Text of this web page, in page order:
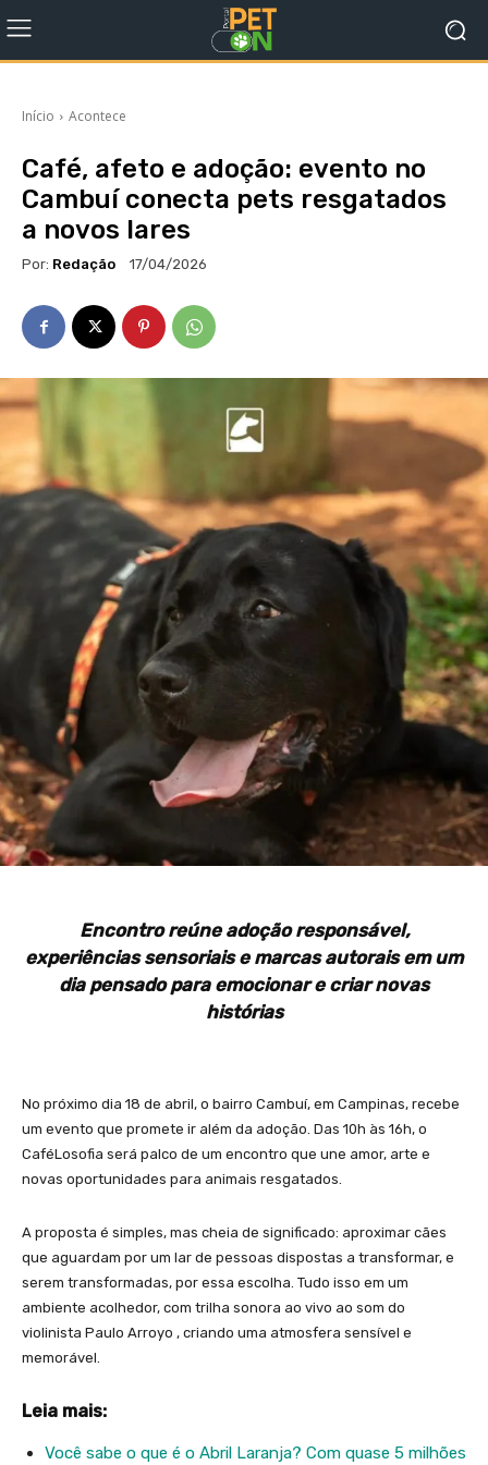
Início Acontece
Café, afeto e adoção: evento no
Cambuí conecta pets resgatados
a novos lares
Por: Redação 17/04/2026
Encontro reúne adoção responsável,
experiências sensoriais e marcas autorais em um
dia pensado para emocionar e criar novas
histórias
No próximo dia 18 de abril, o bairro Cambuí, em Campinas, recebe
um evento que promete ir além da adoção. Das 10h às 16h, o
CaféLosofia será palco de um encontro que une amor, arte e
novas oportunidades para animais resgatados.
A proposta é simples, mas cheia de significado: aproximar cães
que aguardam por um lar de pessoas dispostas a transformar, e
serem transformadas, por essa escolha. Tudo isso em um
ambiente acolhedor, com trilha sonora ao vivo ao som do
violinista Paulo Arroyo , criando uma atmosfera sensível e
memorável.
Leia mais:
Você sabe o que é o Abril Laranja? Com quase 5 milhões